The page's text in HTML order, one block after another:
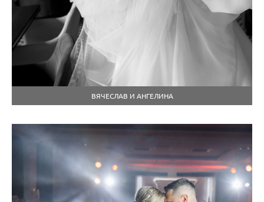
ВЯЧЕСЛАВ И АНГЕЛИНА